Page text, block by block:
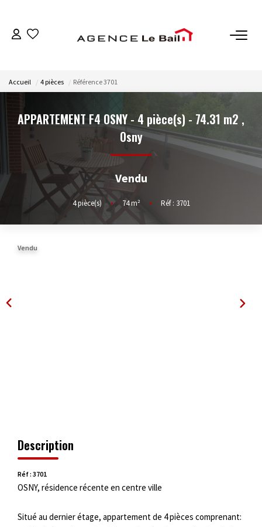
ESTIMATION
LOCATIONS
GESTION
Espace Propriétaire
Espace Locataire
Accueil 4 pièces Référence 3701
APPARTEMENT F4 OSNY - 4 pièce(s) - 74.31 m2 ,
Osny
Vendu
4pièce(s) • 74m² • Réf : 3701
Vendu
Description
Réf : 3701
OSNY, résidence récente en centre ville
Situé au dernier étage, appartement de 4 pièces comprenant: